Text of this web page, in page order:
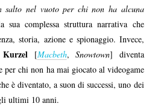
nel vuoto per chi non ha alcuna
complessa struttura narrativa che
storia, azione e spionaggio. Invece,
[Macbeth,Snowtown] diventa
per chi non ha mai giocato al videogame
è diventato, a suon di successi, uno dei
ultimi 10 anni.